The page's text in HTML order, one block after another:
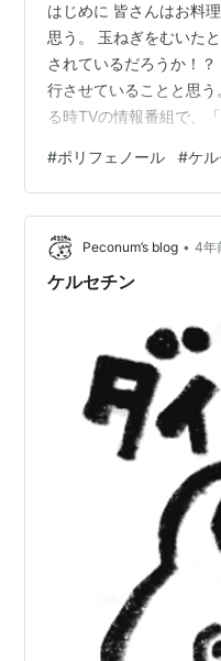
はじめに 皆さんはお料
思う。 玉ねぎをむいた
されているだろうか！
行させていることと思
る時TVの情報番組で、
捨てずにとっておくこと
の皮をどのように保管
か、紹介しようと思う
ェノールは、ほぼすべて
の成分である。花の色
#ポリフェノール #ケ
Peconum’s blog • 4年
ケルセチン